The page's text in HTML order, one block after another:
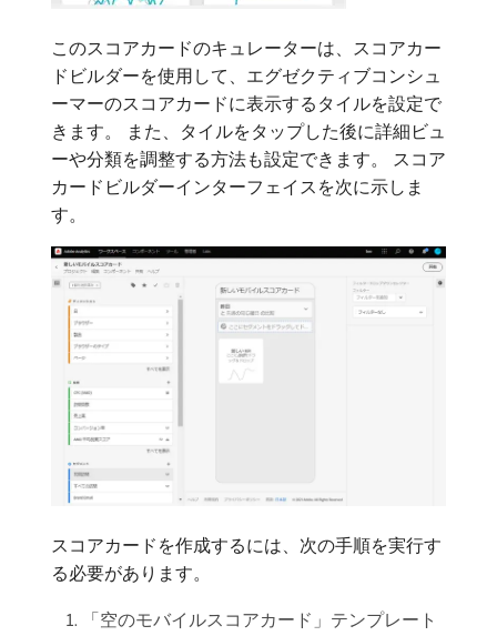
このスコアカードのキュレーターは、スコアカー
ドビルダーを使用して、エグゼクティブコンシュ
ーマーのスコアカードに表示するタイルを設定で
きます。 また、タイルをタップした後に詳細ビュ
ーや分類を調整する方法も設定できます。 スコア
カードビルダーインターフェイスを次に示しま
す。
スコアカードを作成するには、次の手順を実行す
る必要があります。
「空のモバイルスコアカード」テンプレート